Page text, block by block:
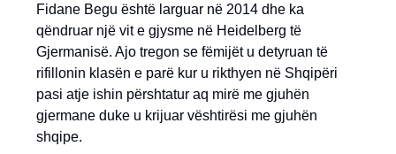
Fidane Begu është larguar në 2014 dhe ka
qëndruar një vit e gjysme në Heidelberg të
Gjermanisë. Ajo tregon se fëmijët u detyruan të
rifillonin klasën e parë kur u rikthyen në Shqipëri
pasi atje ishin përshtatur aq mirë me gjuhën
gjermane duke u krijuar vështirësi me gjuhën
shqipe.